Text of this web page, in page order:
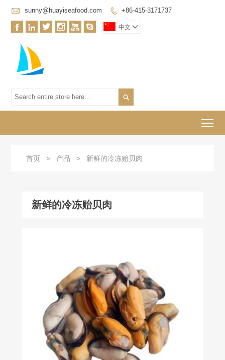
 sunny@huayiseafood.com  +86-415-3171737
      中文 

首页 > 产品 > 新鲜的冷冻贻贝肉
新鲜的冷冻贻贝肉